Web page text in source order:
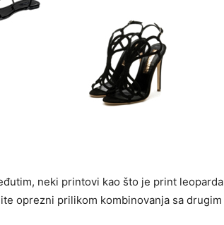
neki printovi kao što je print leoparda
oprezni prilikom kombinovanja sa drugim